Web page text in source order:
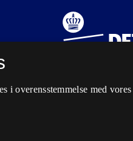
i overensstemmelse med